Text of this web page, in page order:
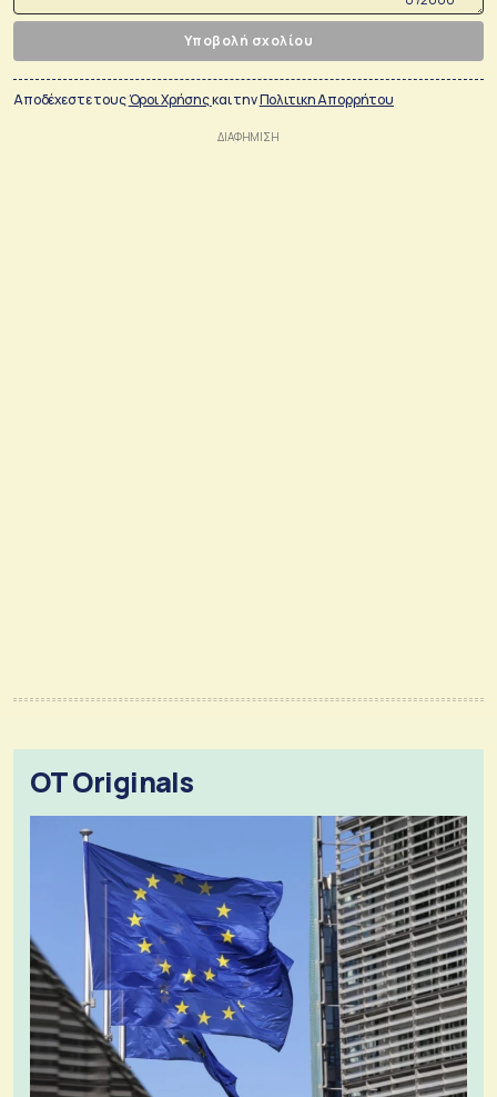
Υποβολή σχολίου
Αποδέχεστε τουςΌροι Χρήσηςκαι τηνΠολιτικη Απορρήτου
OT Originals